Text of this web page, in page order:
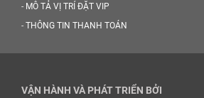
- MÔ TẢ VỊ TRÍ ĐẶT VIP
- THÔNG TIN THANH TOÁN
VẬN HÀNH VÀ PHÁT TRIỂN BỞI